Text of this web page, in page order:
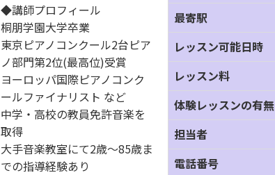
◆講師プロフィール
桐朋学園大学卒業
東京ピアノコンクール2台ピア
ノ部門第2位(最高位)受賞
ヨーロッパ国際ピアノコンク
ールファイナリスト など
中学・高校の教員免許音楽を
取得
大手音楽教室にて2歳～85歳ま
での指導経験あり
最寄駅
レッスン可能日時
レッスン料
体験レッスンの有無
担当者
電話番号